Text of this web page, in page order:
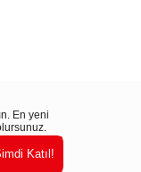
En yeni
Katıl!